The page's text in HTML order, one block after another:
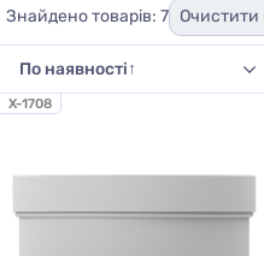
Знайдено товарів: 7 Очистити
X-1708